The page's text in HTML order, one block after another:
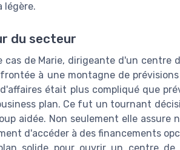
légère.
du secteur
cas de Marie, dirigeante d'un centre
à une montagne de
était plus compliqué que
plan. Ce fut un tournant
aidée. Non seulement elle assure
d'accéder à des financements